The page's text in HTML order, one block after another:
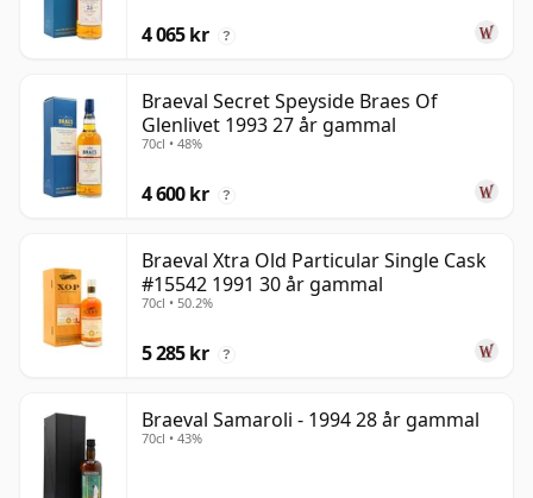
4 065 kr ?
Braeval Secret Speyside Braes Of
Glenlivet 1993 27 år gammal
70cl • 48%
4 600 kr ?
Braeval Xtra Old Particular Single Cask
#15542 1991 30 år gammal
70cl • 50.2%
5 285 kr ?
Braeval Samaroli - 1994 28 år gammal
70cl • 43%